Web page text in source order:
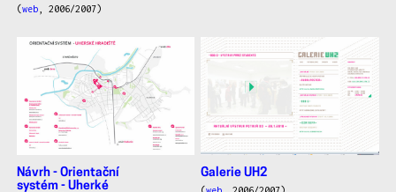
(web, 2006/2007)
Návrh - Orientační
systém - Uherké
Galerie UH2